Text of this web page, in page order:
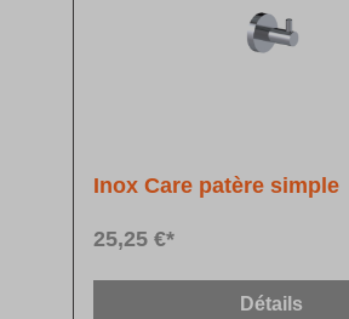
Inox Care patère simple
25,25 €*
Détails